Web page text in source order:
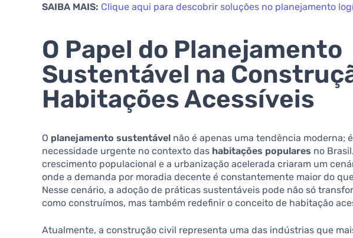
SAIBA MAIS: Clique aqui para descobrir soluções no planejamento
O Papel do Planejamento
Sustentável na
Habitações Acessíveis
O planejamento sustentável não é apenas uma tendência moderna;
necessidade urgente no contexto das habitações populares no
crescimento populacional e a urbanização acelerada criaram um
onde a demanda por moradia decente é constantemente maior do
Nesse cenário, a adoção de práticas sustentáveis pode não só
como construímos, mas também redefinir o conceito de habitação
Atualmente, a construção civil representa uma das indústrias que